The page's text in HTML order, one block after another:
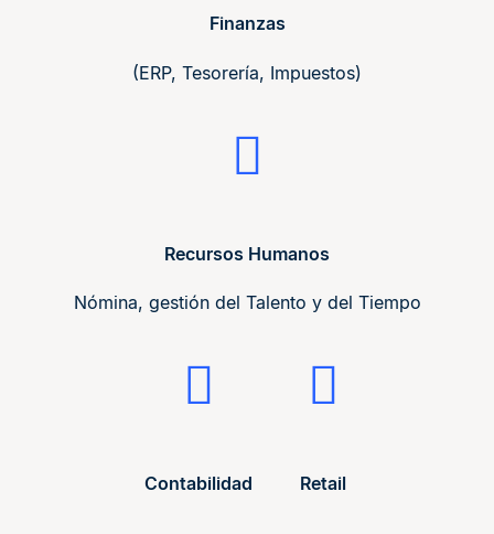
Finanzas
(ERP, Tesorería, Impuestos)
Recursos Humanos
Nómina, gestión del Talento y del Tiempo
Contabilidad Retail